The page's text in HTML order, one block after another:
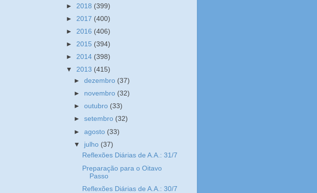
► 2018 (399)
► 2017 (400)
► 2016 (406)
► 2015 (394)
► 2014 (398)
▼ 2013 (415)
►dezembro (37)
► novembro (32)
►outubro (33)
►setembro (32)
►agosto (33)
▼ julho (37)
Reflexões Diárias de A.A.: 31/7
Preparação para o Oitavo
Passo
Reflexões Diárias de A.A.: 30/7